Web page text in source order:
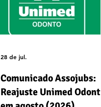
Comunicado Assojubs:
Reajuste Unimed Odonto
28 de jul.